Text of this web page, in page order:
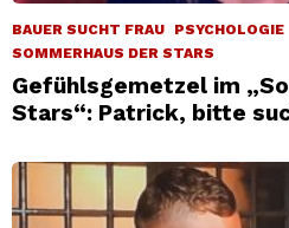
BAUER SUCHT FRAU PSYCHOLOGIE
SOMMERHAUS DER STARS
Gefühlsgemetzel im
Stars“: Patrick, bitte